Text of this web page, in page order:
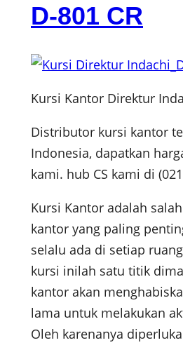
D-801 CR
Kursi Kantor Direktur
Distributor kursi kantor
Indonesia, dapatkan
kami. hub CS kami di
Kursi Kantor adalah
kantor yang paling
selalu ada di setiap
kursi inilah satu titik
kantor akan
lama untuk melakukan
Oleh karenanya